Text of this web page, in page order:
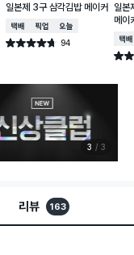
일본제 3구 삼각김밥 메이커
택배배송매장픽업오늘배송
별점 4.7점 94
건 작성
일본
메이
택배
별점
3 3
리뷰 163